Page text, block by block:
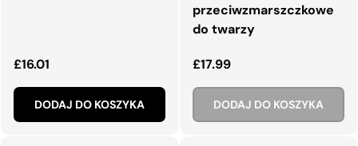
Normalna cena
£16.01
DODAJ DO KOSZYKA
przeciwzmarszczkowe
do twarzy
Normalna cena
£17.99
DODAJ DO KOSZYKA